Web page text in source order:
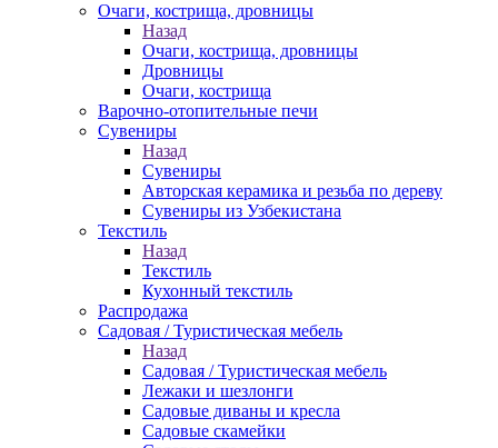
Очаги, кострища, дровницы
Назад
Очаги, кострища, дровницы
Дровницы
Очаги, кострища
Варочно-отопительные печи
Сувениры
Назад
Сувениры
Авторская керамика и резьба по дереву
Сувениры из Узбекистана
Текстиль
Назад
Текстиль
Кухонный текстиль
Распродажа
Садовая / Туристическая мебель
Назад
Садовая / Туристическая мебель
Лежаки и шезлонги
Садовые диваны и кресла
Садовые скамейки